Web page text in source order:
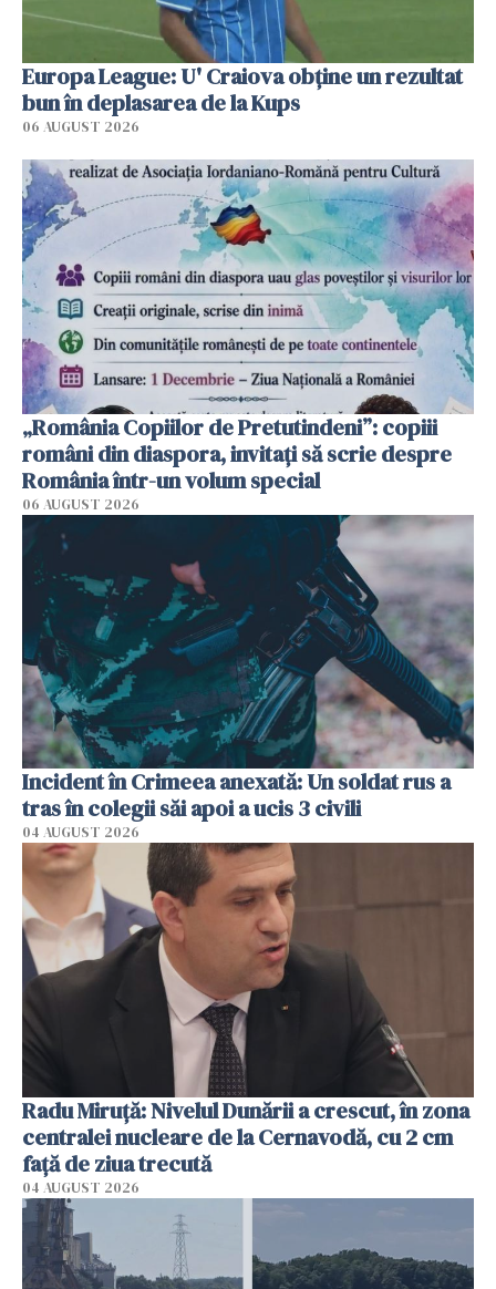
Europa League: U' Craiova obține un rezultat
bun în deplasarea de la Kups
06 AUGUST 2026
„România Copiilor de Pretutindeni”: copiii
români din diaspora, invitați să scrie despre
România într-un volum special
06 AUGUST 2026
Incident în Crimeea anexată: Un soldat rus a
tras în colegii săi apoi a ucis 3 civili
04 AUGUST 2026
Radu Miruţă: Nivelul Dunării a crescut, în zona
centralei nucleare de la Cernavodă, cu 2 cm
faţă de ziua trecută
04 AUGUST 2026